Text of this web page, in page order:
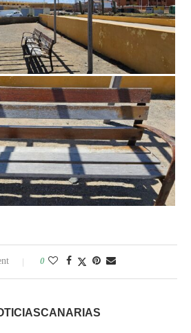
0